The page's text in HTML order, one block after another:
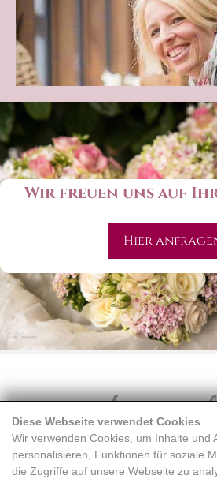
Diese Webseite verwendet Cookies
Wir verwenden Cookies, um Inhalte und
personalisieren, Funktionen für soziale
die Zugriffe auf unsere Webseite zu
Wir freuen uns auf
Hier